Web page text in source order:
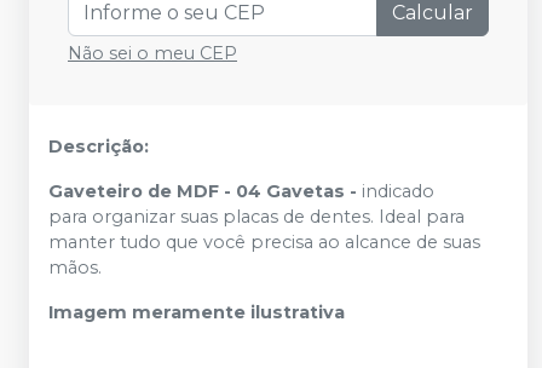
Calcular
Não sei o meu CEP
Descrição:
Gaveteiro de MDF - 04 Gavetas - indicado
para organizar suas placas de dentes. Ideal para
manter tudo que você precisa ao alcance de suas
mãos.
Imagem meramente ilustrativa